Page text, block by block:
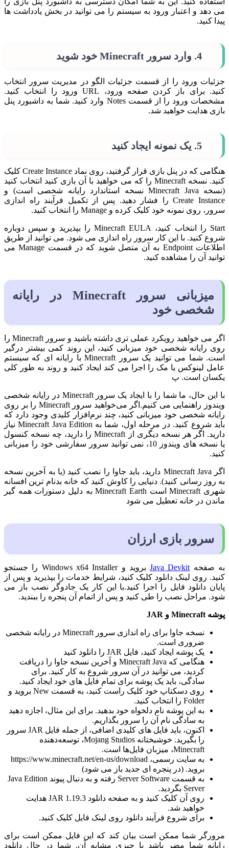
می دهد و اعتبار ورود به سیستم را می توانید در بخش یادداشت ها
پیدا کنید.
4. وارد سرور Minecraft خود شوید
جزئیات ورود را از قسمت جزئیات الگو در مدیریت سرور انتخاب
کنید. برای باز کردن صفحه ورود، URL ورود را انتخاب کنید.
مشخصات ورود را از قسمت Notes وارد کنید. شما به داشبورد پنل
بازی هدایت خواهید شد.
5. یک نمونه ایجاد کنید
هنگامی که در پنل بازی قرار گرفتید، روی نماد Create Instance کلیک
کنید. نسخه Minecraft را که می خواهید با آن بازی کنید انتخاب کنید
(نسخه Minecraft Java نسخه استاندارد رایانه شخصی است) و
Create Instance را فشار دهید. پس از تکمیل فرآیند راه اندازی
سرور، روی نمونه خود کلیک کرده و Manage را انتخاب کنید.
Start را انتخاب کنید، Minecraft EULA را بپذیرید و سپس دوباره
شروع کنید. با این کار سرور راه اندازی می شود. می توانید از طریق
اطلاعات Endpoint به آن متصل شوید که در قسمت Manage می
توانید آن را مشاهده کنید.
میزبانی سرور Minecraft در رایانه
شخصی خود
اگر می خواهید رویکرد عملی تری داشته باشید و سرور Minecraft را
روی رایانه شخصی خود میزبانی کنید، این روند کمی بیشتر درگیر
است. شما می توانید یک سرور Minecraft با رایانه ای که سیستم
عامل لینوکس یا مک را اجرا می کند ایجاد کنید و روند به طور کلی
یکسان است. پ
با این حال، ما شما را با ایجاد یک سرور Minecraft در رایانه شخصی
ویندوز راهنمایی می کنیم.اگر می‌خواهید سرور Minecraft را بر روی
رایانه شخصی خود میزبانی کنید، چند نرم‌افزار کلیدی وجود دارد که
باید شروع کنید. در مرحله اول، شما به Minecraft Java Edition نیاز
دارید. اگر هر نسخه دیگری از Minecraft را دارید، چه نسخه کنسول
یا نسخه های ویندوز 10، نمی توانید سرور سفارشی خود را میزبانی
کنید.
اگر Minecraft Java دارید، باید جاوا را نصب کنید (یا به آخرین نسخه
به روز رسانی کنید). دنیایی را کاوش کنید که خانه بدنام ترین افسانه
شهری Minecraft است Minecraft Earth به دلیل دستورات همه گیر
ماندن در خانه تعطیل می شود
سرور بازی ارزان
به صفحه Java Devkit
بروید و Windows x64 Installer را جستجو
کنید. روی لینک دانلود کلیک کنید، شرایط خدمات را بپذیرید و پس از
پایان دانلود فایل را اجرا کنید.با این کار یک جادوگر نصب باز می
شود. مراحل نصب را طی کنید و پس از اتمام آن پنجره را ببندید.
پوشه Minecraft و JAR
نسخه جاوا برای راه اندازی سرور Minecraft در رایانه شخصی
ضروری است.
یک پوشه ایجاد کنید، فایل JAR را دانلود کنید
هنگامی که Minecraft Java و آخرین نسخه جاوا را دریافت
کردید، می توانید در آن سرور شروع به کار کنید. برای
سادگی، باید یک پوشه برای تمام فایل های خود ایجاد کنید.
روی دسکتاپ خود کلیک راست کنید، به قسمت New بروید و
Folder را انتخاب کنید.
به این پوشه نام دلخواه خود بدهید. برای این مثال، اجازه دهید
به سادگی نام آن را سرور بگذاریم.
اکنون، باید فایل های کلیدی اضافی، از جمله فایل JAR سرور
را بگیرید. خوشبختانه Mojang Studios، توسعه‌دهنده
Minecraft، میزبان فایل‌ها است.
به سایت رسمی، https://www.minecraft.net/en-us/download
بروید. (در پنجره ای جدید باز می شود)
به قسمت Server Software رفته و به دنبال پیوند Java Edition
Server بگردید.
روی آن کلیک کنید و به صفحه دانلود JAR 1.19.3 هدایت
خواهید شد.
برای شروع فرآیند دانلود روی لینک فایل کلیک کنید.
مرورگر شما ممکن است بیان کند که این فایل ممکن است برای
رایانه شما مضر باشد یا چیزی مشابه آن. شما در حال دانلود